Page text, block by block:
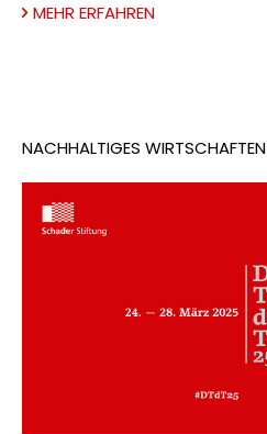
MEHR ERFAHREN
NACHHALTIGES WIRTSCHAFTEN